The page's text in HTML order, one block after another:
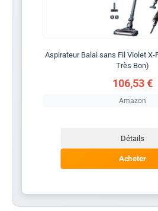
Aspirateur Balai sans Fil Violet X-
Très Bon)
106,53 €
Amazon
Détails
Acheter